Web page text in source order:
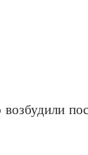
возбудили